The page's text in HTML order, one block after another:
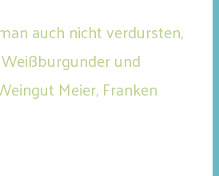
auch nicht verdursten,
und
Meier, Franken